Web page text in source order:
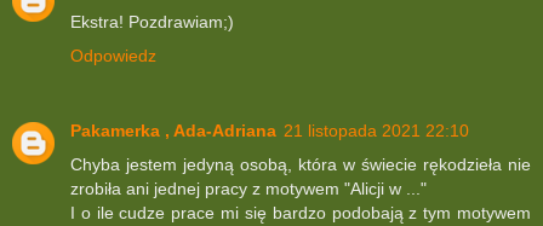
Ekstra! Pozdrawiam;)
Odpowiedz
Pakamerka , Ada-Adriana 21 listopada 2021 22:10
Chyba jestem jedyną osobą, która w świecie rękodzieła nie
zrobiła ani jednej pracy z motywem "Alicji w ..."
I o ile cudze prace mi się bardzo podobają z tym motywem